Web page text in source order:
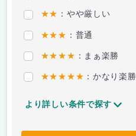
★★ ：やや厳しい
★★★ ：普通
★★★★ ：まぁ楽勝
★★★★★ ：かなり楽勝
より詳しい条件で探す